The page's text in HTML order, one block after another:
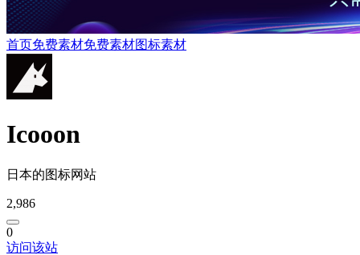
首页免费素材免费素材图标素材
Icooon
日本的图标网站
2,986
0
访问该站